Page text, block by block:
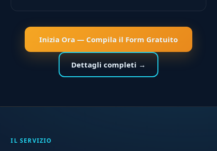
Inizia Ora — Compila il Form Gratuito
Dettagli completi →
IL SERVIZIO